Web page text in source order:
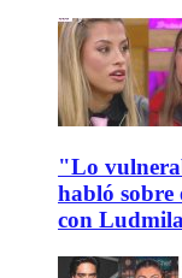
"Lo
habló sobre
con